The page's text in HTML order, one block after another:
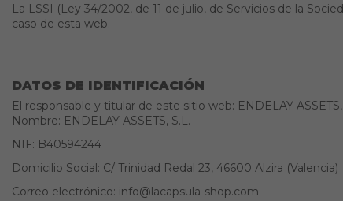
La LSSI (Ley 34/2002, de 11 de julio, de Servicios de la
caso de esta web.
DATOS DE IDENTIFICACIÓN
El responsable y titular de este sitio web: ENDELAY ASSETS,
Nombre: ENDELAY ASSETS, S.L.
NIF: B40594244
Domicilio Social: C/ Trinidad Redal 23, 46600 Alzira (Valencia)
Correo electrónico: info@lacapsula-shop.com